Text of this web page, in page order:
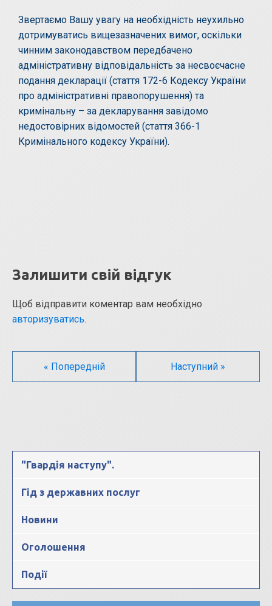
Звертаємо Вашу увагу на необхідність неухильно
дотримуватись вищезазначених вимог, оскільки
чинним законодавством передбачено
адміністративну відповідальність за несвоєчасне
подання декларації (стаття 172-6 Кодексу України
про адміністративні правопорушення) та
кримінальну – за декларування завідомо
недостовірних відомостей (стаття 366-1
Кримінального кодексу України).
Залишити свій відгук
Щоб відправити коментар вам необхідно
авторизуватись.
« Попередній Наступний »
"Гвардія наступу".
Гід з державних послуг
Новини
Оголошення
Події